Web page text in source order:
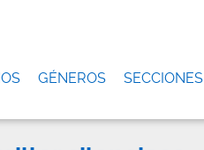
GÉNEROS SECCIONES